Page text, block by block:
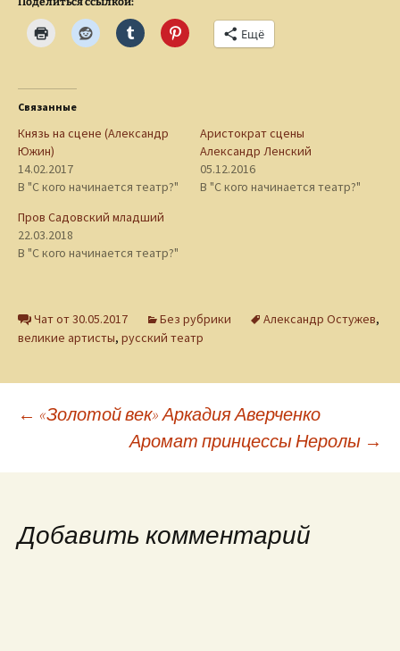
Ещё
Связанные
Князь на сцене (Александр
Южин)
14.02.2017
В "С кого начинается театр?"
Аристократ сцены
Александр Ленский
05.12.2016
В "С кого начинается театр?"
Пров Садовский младший
22.03.2018
В "С кого начинается театр?"
Чат от 30.05.2017 Без рубрики Александр Остужев,
великие артисты, русский театр
Навигация
по
записям
← «Золотой век» Аркадия Аверченко
Аромат принцессы Неролы →
Добавить комментарий